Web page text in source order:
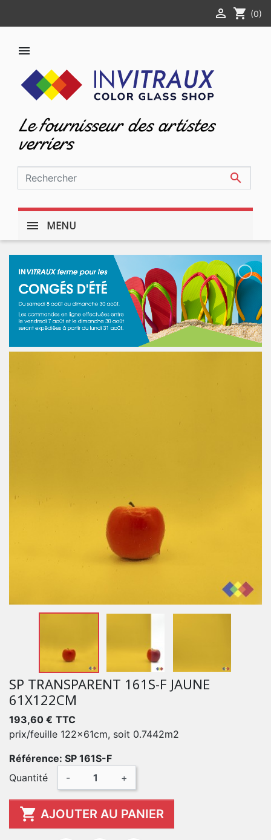
 shopping_cart (0)

Le fournisseur des artistes
verriers

MENU
SP TRANSPARENT 161S-F JAUNE
61X122CM
193,60 € TTC
prix/feuille 122x61cm, soit 0.7442m2
Référence: SP 161S-F
Quantité
- +
 AJOUTER AU PANIER